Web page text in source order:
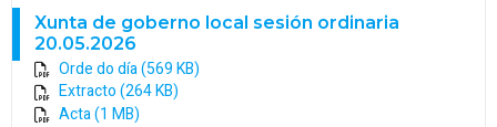
Xunta de goberno local sesión ordinaria
20.05.2026
Orde do día (569 KB)
Extracto (264 KB)
Acta (1 MB)